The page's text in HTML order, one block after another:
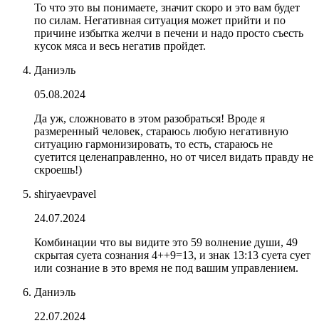
То что это вы понимаете, значит скоро и это вам будет
по силам. Негативная ситуация может прийти и по
причине избытка желчи в печени и надо просто съесть
кусок мяса и весь негатив пройдет.
Даниэль
05.08.2024
Да уж, сложновато в этом разобраться! Вроде я
размеренный человек, стараюсь любую негативную
ситуацию гармонизировать, то есть, стараюсь не
суетится целенаправленно, но от чисел видать правду не
скроешь!)
shiryaevpavel
24.07.2024
Комбинации что вы видите это 59 волнение души, 49
скрытая суета сознания 4++9=13, и знак 13:13 суета сует
или сознание в это время не под вашим управлением.
Даниэль
22.07.2024